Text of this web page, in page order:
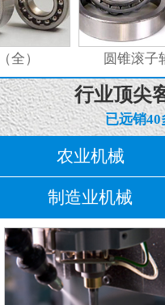
） 圆锥滚子
行业顶尖
已远销
农业机械
制造业机械